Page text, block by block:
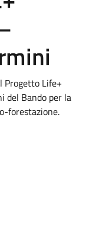
Progetto Life+
del Bando per la
forestazione.